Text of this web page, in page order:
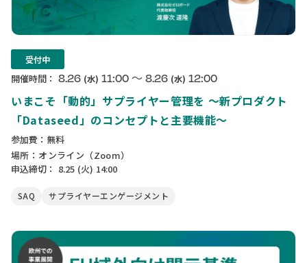
受付中
開催時間： 8.26 (水) 11:00 〜 8.26 (水) 12:00
いまこそ「動的」サプライヤー管理を 〜新プロダクト
「Dataseed」のコンセプトと主要機能〜
参加費：無料
場所：オンライン（Zoom）
申込締切： 8.25 (火) 14:00
SAQ サプライヤーエンゲージメント